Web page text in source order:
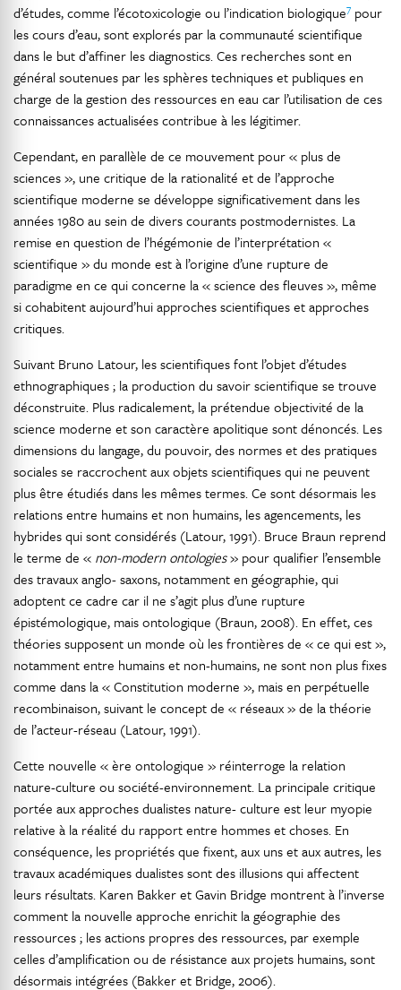
d’études, comme l’écotoxicologie ou l’indication biologique7 pour
les cours d’eau, sont explorés par la communauté scientifique
dans le but d’affiner les diagnostics. Ces recherches sont en
général soutenues par les sphères techniques et publiques en
charge de la gestion des ressources en eau car l’utilisation de ces
connaissances actualisées contribue à les légitimer.
Cependant, en parallèle de ce mouvement pour « plus de
sciences », une critique de la rationalité et de l’approche
scientifique moderne se développe significativement dans les
années 1980 au sein de divers courants postmodernistes. La
remise en question de l’hégémonie de l’interprétation «
scientifique » du monde est à l’origine d’une rupture de
paradigme en ce qui concerne la « science des fleuves », même
si cohabitent aujourd’hui approches scientifiques et approches
critiques.
Suivant Bruno Latour, les scientifiques font l’objet d’études
ethnographiques ; la production du savoir scientifique se trouve
déconstruite. Plus radicalement, la prétendue objectivité de la
science moderne et son caractère apolitique sont dénoncés. Les
dimensions du langage, du pouvoir, des normes et des pratiques
sociales se raccrochent aux objets scientifiques qui ne peuvent
plus être étudiés dans les mêmes termes. Ce sont désormais les
relations entre humains et non humains, les agencements, les
hybrides qui sont considérés (Latour, 1991). Bruce Braun reprend
le terme de « non-modern ontologies» pour qualifier l’ensemble
des travaux anglo- saxons, notamment en géographie, qui
adoptent ce cadre car il ne s’agit plus d’une rupture
épistémologique, mais ontologique (Braun, 2008). En effet, ces
théories supposent un monde où les frontières de « ce qui est »,
notamment entre humains et non-humains, ne sont non plus fixes
comme dans la « Constitution moderne », mais en perpétuelle
recombinaison, suivant le concept de « réseaux » de la théorie
de l’acteur-réseau (Latour, 1991).
Cette nouvelle « ère ontologique » réinterroge la relation
nature-culture ou société-environnement. La principale critique
portée aux approches dualistes nature- culture est leur myopie
relative à la réalité du rapport entre hommes et choses. En
conséquence, les propriétés que fixent, aux uns et aux autres, les
travaux académiques dualistes sont des illusions qui affectent
leurs résultats. Karen Bakker et Gavin Bridge montrent à l’inverse
comment la nouvelle approche enrichit la géographie des
ressources ; les actions propres des ressources, par exemple
celles d’amplification ou de résistance aux projets humains, sont
désormais intégrées (Bakker et Bridge, 2006).